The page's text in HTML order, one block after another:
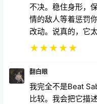
不决。稳住身形，
情的敌人等着惩罚
改动。说真的，它太
★★★★★
翻白眼
我完全不是Beat
比较。我会把它描